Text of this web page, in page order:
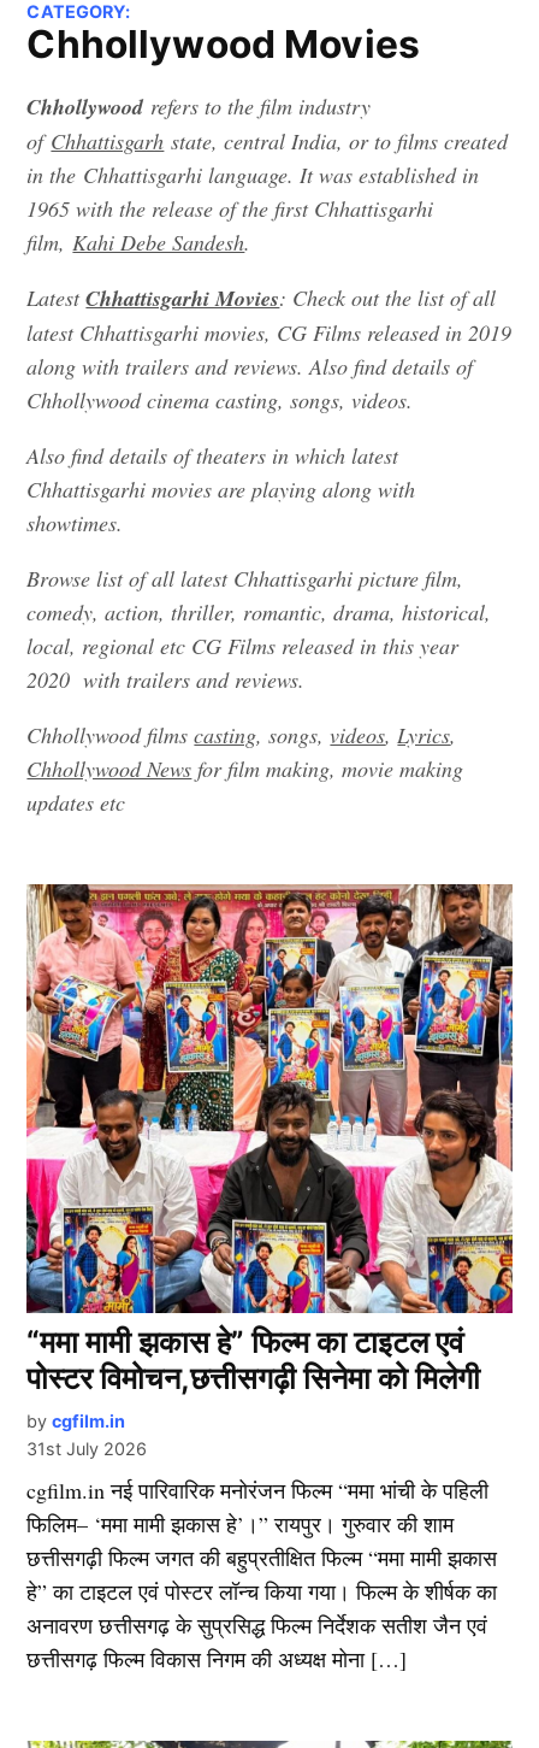
CATEGORY:
Chhollywood Movies
Chhollywoodrefers to the film industry
ofChhattisgarh state, central India, or to films created
in the Chhattisgarhi language. It was established in
1965 with the release of the first Chhattisgarhi
film,Kahi Debe Sandesh.
LatestChhattisgarhi Movies: Check out the list of all
latest Chhattisgarhi movies, CG Films released in 2019
along with trailers and reviews. Also find details of
Chhollywood cinema casting, songs, videos.
Also find details of theaters in which latest
Chhattisgarhi movies are playing along with
showtimes.
Browse list of all latest Chhattisgarhi picture film,
comedy, action, thriller, romantic, drama, historical,
local, regional etc CG Films released in this year
2020 with trailers and reviews.
Chhollywood filmscasting, songs,videos,Lyrics,
Chhollywood News for film making, movie making
updates etc
“ममा मामी झकास हे” फिल्म का टाइटल एवं
पोस्टर विमोचन,छत्तीसगढ़ी सिनेमा को मिलेगी
by cgfilm.in
31st July 2026
cgfilm.in नई पारिवारिक मनोरंजन फिल्म “ममा भांची के पहिली
फिलिम– ‘ममा मामी झकास हे’।” रायपुर। गुरुवार की शाम
छत्तीसगढ़ी फिल्म जगत की बहुप्रतीक्षित फिल्म “ममा मामी झकास
हे” का टाइटल एवं पोस्टर लॉन्च किया गया। फिल्म के शीर्षक का
अनावरण छत्तीसगढ़ के सुप्रसिद्ध फिल्म निर्देशक सतीश जैन एवं
छत्तीसगढ़ फिल्म विकास निगम की अध्यक्ष मोना […]